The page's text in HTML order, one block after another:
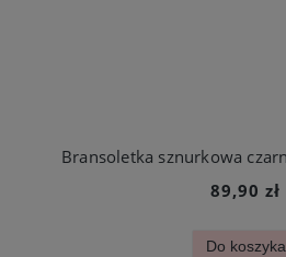
89,90 zł
Do koszyka